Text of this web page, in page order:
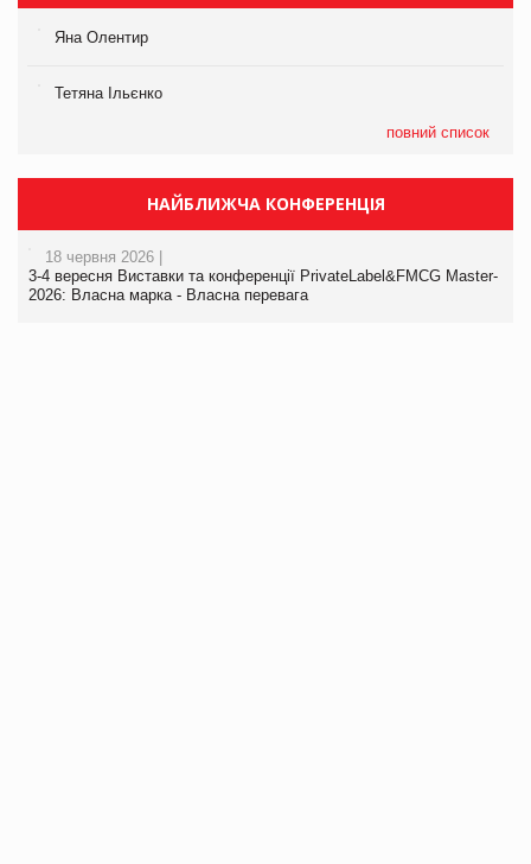
Яна Олентир
Тетяна Ільєнко
повний список
НАЙБЛИЖЧА КОНФЕРЕНЦІЯ
18 червня 2026 |
3-4 вересня Виставки та конференції PrivateLabel&FMCG Master-
2026: Власна марка - Власна перевага